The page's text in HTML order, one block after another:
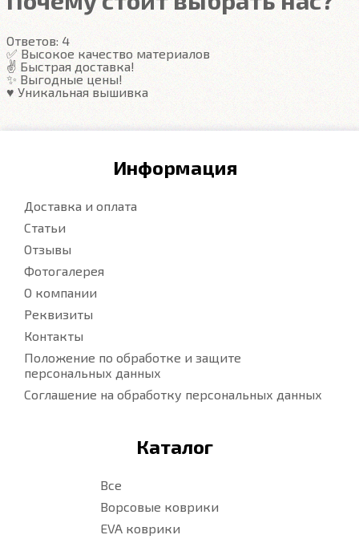
Ответов: 4
✅ Высокое качество материалов
✌️ Быстрая доставка!
✨ Выгодные цены!
♥️ Уникальная вышивка
Информация
Доставка и оплата
Статьи
Отзывы
Фотогалерея
О компании
Реквизиты
Контакты
Положение по обработке и защите
персональных данных
Соглашение на обработку персональных данных
Каталог
Все
Ворсовые коврики
EVA коврики